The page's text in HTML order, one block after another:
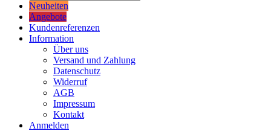
Neuheiten
Angebote
Kundenreferenzen
Information
Über uns
Versand und Zahlung
Datenschutz
Widerruf
AGB
Impressum
Kontakt
Anmelden